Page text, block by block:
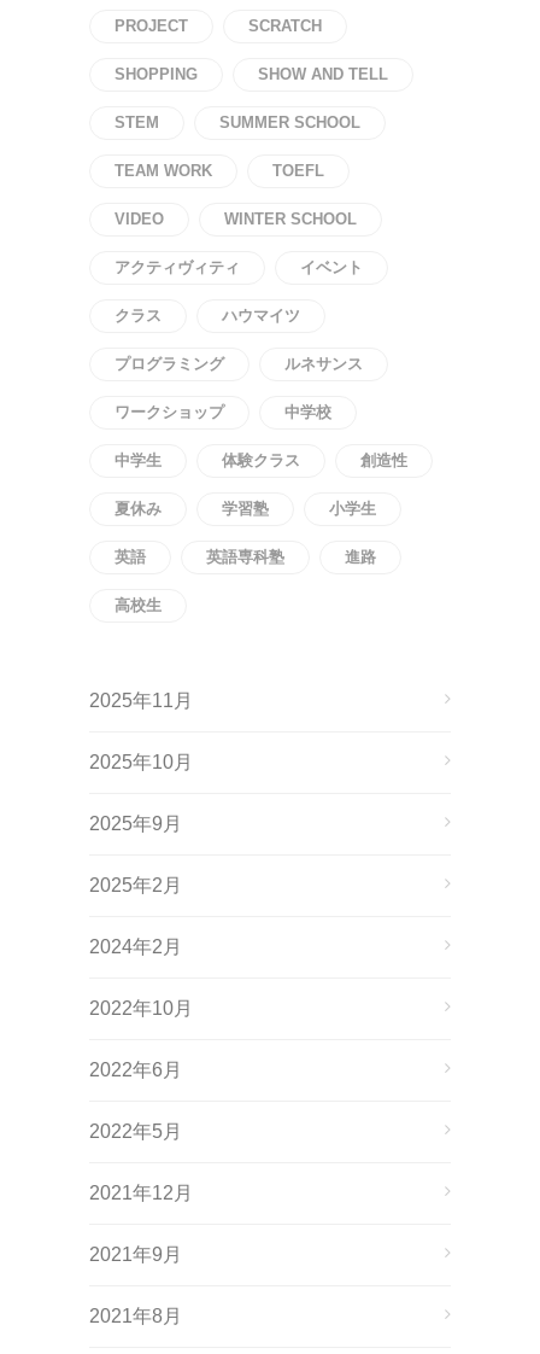
PROJECT SCRATCH
SHOPPING SHOW AND TELL
STEM SUMMER SCHOOL
TEAM WORK TOEFL
VIDEO WINTER SCHOOL
アクティヴィティ イベント
クラス ハウマイツ
プログラミング ルネサンス
ワークショップ 中学校
中学生 体験クラス 創造性
夏休み 学習塾 小学生
英語 英語専科塾 進路
高校生
2025年11月
2025年10月
2025年9月
2025年2月
2024年2月
2022年10月
2022年6月
2022年5月
2021年12月
2021年9月
2021年8月